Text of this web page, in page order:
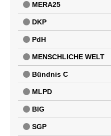
MERA25
DKP
PdH
MENSCHLICHE WELT
Bündnis C
MLPD
BIG
SGP